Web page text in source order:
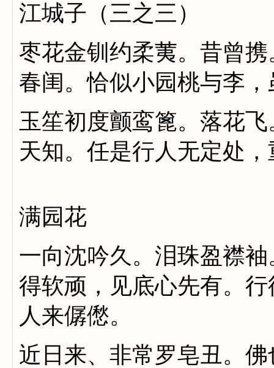
江城子（三之三）
枣花金钏约柔荑。昔曾
春闺。恰似小园桃与李
玉笙初度颤鸾篦。落花
天知。任是行人无定处
满园花
一向沈吟久。泪珠盈襟
得软顽，见底心先有。
人来僝僽。
近日来、非常罗皂丑。